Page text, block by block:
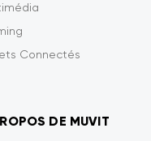
Connectés
DE MUVIT